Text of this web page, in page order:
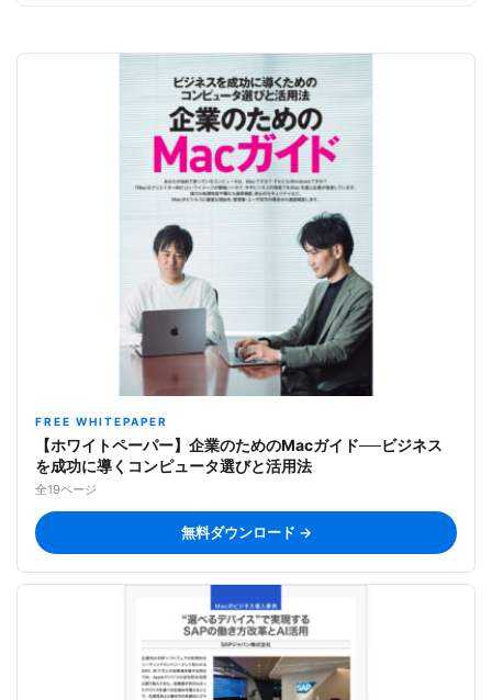
FREE WHITEPAPER
【ホワイトペーパー】企業のためのMacガイド──ビジネス
を成功に導くコンピュータ選びと活用法
全19ページ
無料ダウンロード →